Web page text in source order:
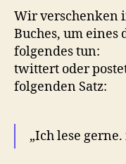
Wir verschenken
Buches, um eines
folgendes tun:
twittert oder
folgenden Satz:
„Ich lese